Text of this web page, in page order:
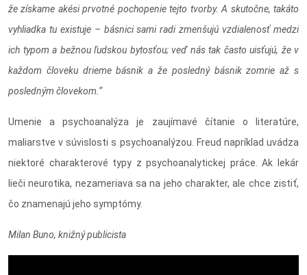
že získame akési prvotné pochopenie tejto tvorby. A skutočne, takáto
vyhliadka tu existuje – básnici sami radi zmenšujú vzdialenosť medzi
ich typom a bežnou ľudskou bytosťou; veď nás tak často uisťujú, že v
každom človeku drieme básnik a že posledný básnik zomrie až s
posledným človekom.“
Umenie a psychoanalýza je zaujímavé čítanie o literatúre,
maliarstve v súvislosti s psychoanalýzou. Freud napríklad uvádza
niektoré charakterové typy z psychoanalytickej práce. Ak lekár
lieči neurotika, nezameriava sa na jeho charakter, ale chce zistiť,
čo znamenajú jeho symptómy.
Milan Buno, knižný publicista